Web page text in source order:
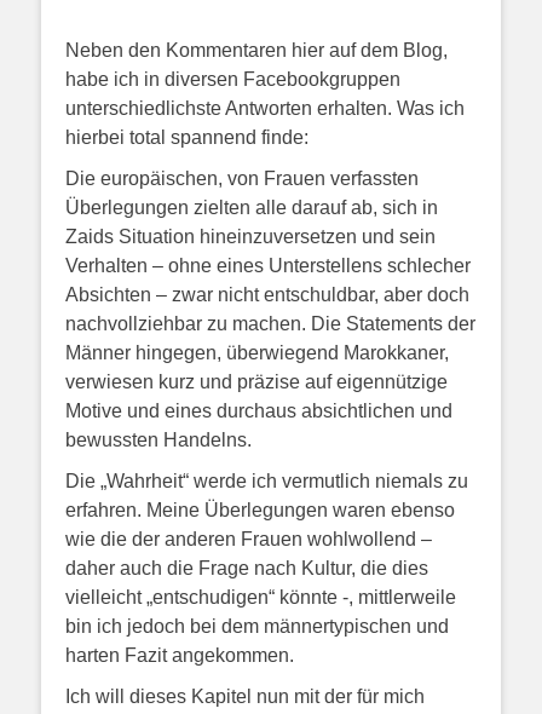
Neben den Kommentaren hier auf dem Blog,
habe ich in diversen Facebookgruppen
unterschiedlichste Antworten erhalten. Was ich
hierbei total spannend finde:
Die europäischen, von Frauen verfassten
Überlegungen zielten alle darauf ab, sich in
Zaids Situation hineinzuversetzen und sein
Verhalten – ohne eines Unterstellens schlecher
Absichten – zwar nicht entschuldbar, aber doch
nachvollziehbar zu machen. Die Statements der
Männer hingegen, überwiegend Marokkaner,
verwiesen kurz und präzise auf eigennützige
Motive und eines durchaus absichtlichen und
bewussten Handelns.
Die „Wahrheit“ werde ich vermutlich niemals zu
erfahren. Meine Überlegungen waren ebenso
wie die der anderen Frauen wohlwollend –
daher auch die Frage nach Kultur, die dies
vielleicht „entschudigen“ könnte -, mittlerweile
bin ich jedoch bei dem männertypischen und
harten Fazit angekommen.
Ich will dieses Kapitel nun mit der für mich